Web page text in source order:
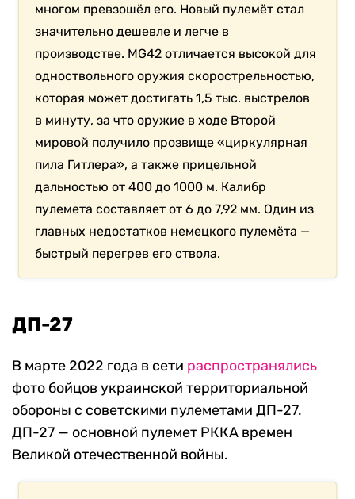
многом превзошёл его. Новый пулемёт стал
значительно дешевле и легче в
производстве. MG42 отличается высокой для
одноствольного оружия скорострельностью,
которая может достигать 1,5 тыс. выстрелов
в минуту, за что оружие в ходе Второй
мировой получило прозвище «циркулярная
пила Гитлера», а также прицельной
дальностью от 400 до 1000 м. Калибр
пулемета составляет от 6 до 7,92 мм. Один из
главных недостатков немецкого пулемёта —
быстрый перегрев его ствола.
ДП-27
В марте 2022 года в сети распространялись
фото бойцов украинской территориальной
обороны с советскими пулеметами ДП-27.
ДП-27 — основной пулемет РККА времен
Великой отечественной войны.